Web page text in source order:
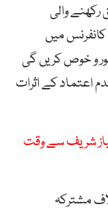
والی
میں
و خوص کریں گی
اعتماد کے اثرات
شریف سے وقت
مشترکہ